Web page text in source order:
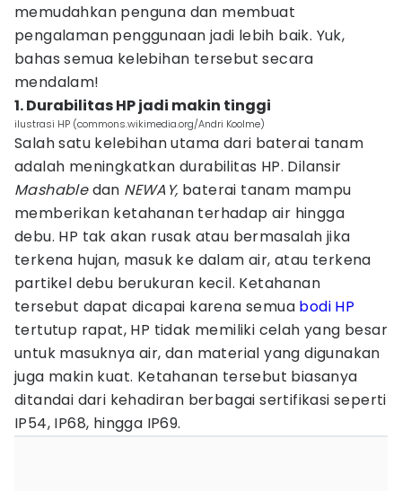
memudahkan penguna dan membuat
pengalaman penggunaan jadi lebih baik. Yuk,
bahas semua kelebihan tersebut secara
mendalam!
1. Durabilitas HP jadi makin tinggi
ilustrasi HP (commons.wikimedia.org/Andri Koolme)
Salah satu kelebihan utama dari baterai tanam
adalah meningkatkan durabilitas HP. Dilansir
Mashabledan NEWAY, baterai tanam mampu
memberikan ketahanan terhadap air hingga
debu. HP tak akan rusak atau bermasalah jika
terkena hujan, masuk ke dalam air, atau terkena
partikel debu berukuran kecil. Ketahanan
tersebut dapat dicapai karena semua bodi HP
tertutup rapat, HP tidak memiliki celah yang besar
untuk masuknya air, dan material yang digunakan
juga makin kuat. Ketahanan tersebut biasanya
ditandai dari kehadiran berbagai sertifikasi seperti
IP54, IP68, hingga IP69.